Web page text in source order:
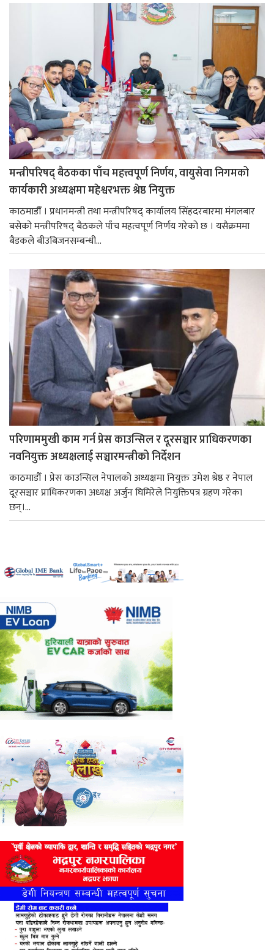
मन्त्रीपरिषद् बैठकका पाँच महत्त्वपूर्ण निर्णय, वायुसेवा निगमको
कार्यकारी अध्यक्षमा महेश्वरभक्त श्रेष्ठ नियुक्त
काठमाडौँ । प्रधानमन्त्री तथा मन्त्रीपरिषद् कार्यालय सिंहदरबारमा मंगलबार
बसेको मन्त्रीपरिषद् बैठकले पाँच महत्वपूर्ण निर्णय गरेको छ । यसैक्रममा
बैडकले बीउबिजनसम्बन्धी...
परिणाममुखी काम गर्न प्रेस काउन्सिल र दूरसञ्चार प्राधिकरणका
नवनियुक्त अध्यक्षलाई सञ्चारमन्त्रीको निर्देशन
काठमाडौँ । प्रेस काउन्सिल नेपालको अध्यक्षमा नियुक्त उमेश श्रेष्ठ र नेपाल
दूरसञ्चार प्राधिकरणका अध्यक्ष अर्जुन घिमिरेले नियुक्तिपत्र ग्रहण गरेका
छन्।...